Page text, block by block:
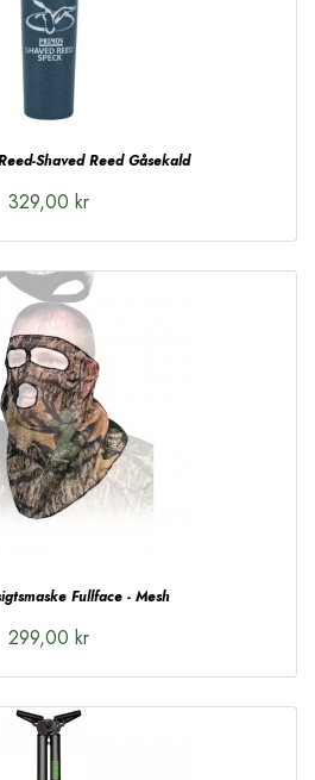
Shaved Reed Gåsekald
329,00 kr
Fullface - Mesh
299,00 kr